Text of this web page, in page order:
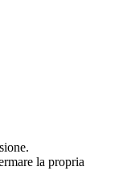
la propria